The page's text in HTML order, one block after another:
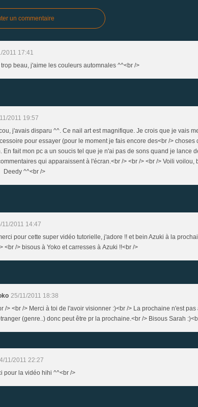
un commentaire
2011 17:41
trop beau, j'aime les couleurs automnales ^^<br />
2011 19:57
j'avais disparu ^^. Ce nail art est magnifique. Je crois que je vais
pour essayer (pour le moment je fais encore des<br />
En fait mon pc a un soucis tel que je n'ai pas de sons quand je lance
qui apparaissent à l'écran.<br /> <br /> <br /> Voili
^^<br />
11/2011 14:47
pour cette super vidéo tutorielle, j'adore !! et bein Azuki à la
<br /> bisous à Yoko et carresses à Azuki !!<br />
25/11/2011 18:38
/> <br /> Merci à toi de l'avoir visionner :)<br /> La prochaine n'est
(genre..) donc peut être pr la prochaine.<br /> Bisous Sarah
11/2011 22:27
pour la vidéo hihi ^^<br />